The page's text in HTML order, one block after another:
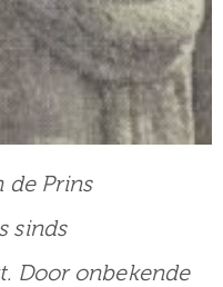
de Prins
sinds
Door onbekende